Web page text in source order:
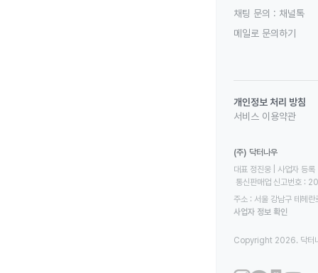
채팅 문의 : 채널톡
메일로 문의하기
개인정보 처리 방침
서비스 이용약관
(주) 닥터나우
대표 정진웅 | 사업자
통신판매업 신고번호
주소 : 서울 강남구 테헤
사업자 정보 확인
Copyright 2026. 닥터